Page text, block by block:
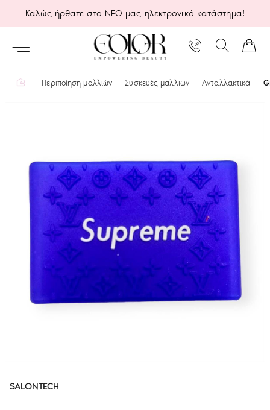
Καλώς ήρθατε στο ΝΕΟ μας ηλεκτρονικό κατάστημα!
homeΠεριποίηση μαλλιών Συσκευές μαλλιών Ανταλλακτικά
SALONTECH